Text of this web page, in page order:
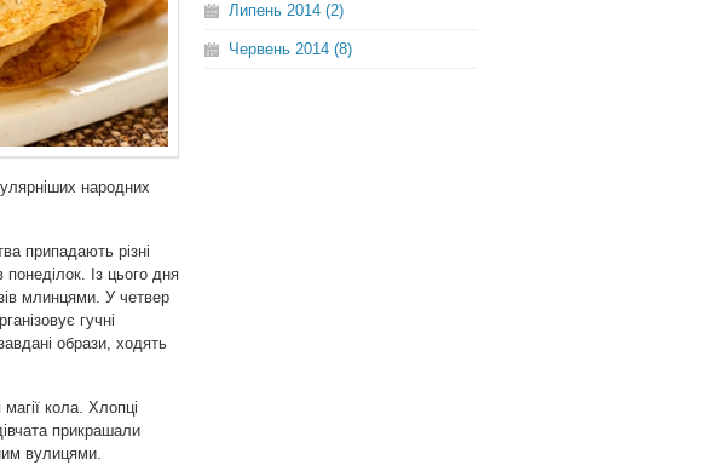
народних
припадають різні
Із цього дня
млинцями. У четвер
гучні
образи, ходять
кола. Хлопці
прикрашали
вулицями.
Липень 2014 (2)
Червень 2014 (8)